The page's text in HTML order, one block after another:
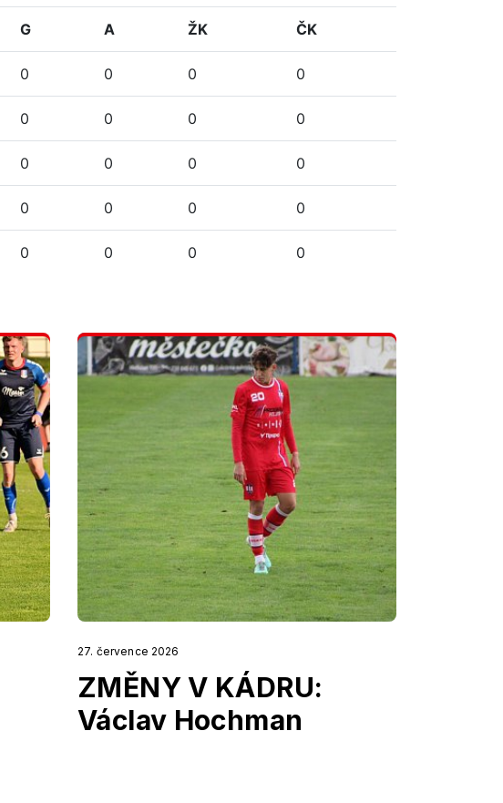
G A ŽK ČK
0 0 0 0
0 0 0 0
0 0 0 0
0 0 0 0
0 0 0 0
27. července 2026
ZMĚNY V KÁDRU:
Václav Hochman